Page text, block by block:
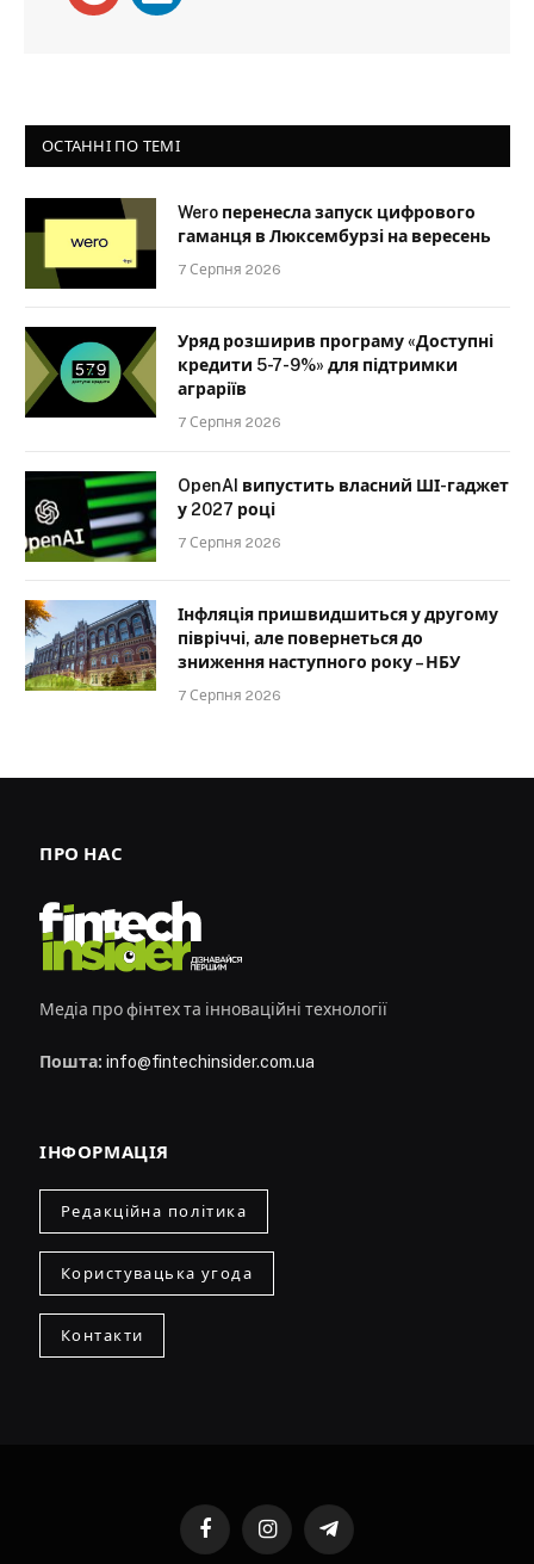
ОСТАННІ ПО ТЕМІ
Wero перенесла запуск цифрового
гаманця в Люксембурзі на вересень
7 Серпня 2026
Уряд розширив програму «Доступні
кредити 5-7-9%» для підтримки
аграріїв
7 Серпня 2026
OpenAI випустить власний ШІ-гаджет
у 2027 році
7 Серпня 2026
Інфляція пришвидшиться у другому
півріччі, але повернеться до
зниження наступного року – НБУ
7 Серпня 2026
ПРО НАС
Медіа про фінтех та інноваційні технології
Пошта: info@fintechinsider.com.ua
ІНФОРМАЦІЯ
Редакційна політика
Користувацька угода
Контакти
FacebookInstagramTelegram